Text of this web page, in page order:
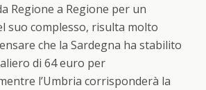
Regione a Regione per un
suo complesso, risulta molto
che la Sardegna ha stabilito
di 64 euro per
l’Umbria corrisponderà la